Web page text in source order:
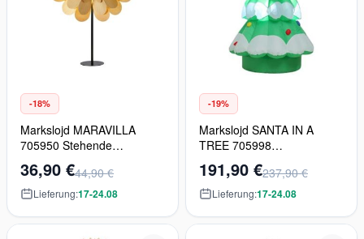
-18%
Markslojd MARAVILLA
705950 Stehende
Dekoration 1x6W/E14 IP20
36,90 €44,90 €
Lieferung:17-24.08
-19%
Markslojd SANTA IN A
TREE 705998
Außenweihnachtsdekoration
9x18W/LED IP44
191,90 €237,90 €
Lieferung:17-24.08